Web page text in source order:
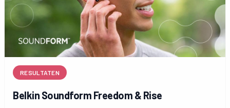
RESULTATEN
Belkin Soundform Freedom & Rise